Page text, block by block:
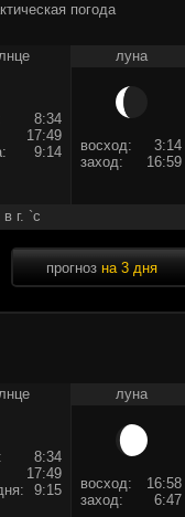
погода
луна
8:34
17:49
9:14 восход:
3:14
заход:
16:59
г. `c
прогноз на 3 дня
луна
8:34
17:49
9:15 восход:
16:58
заход:
6:47